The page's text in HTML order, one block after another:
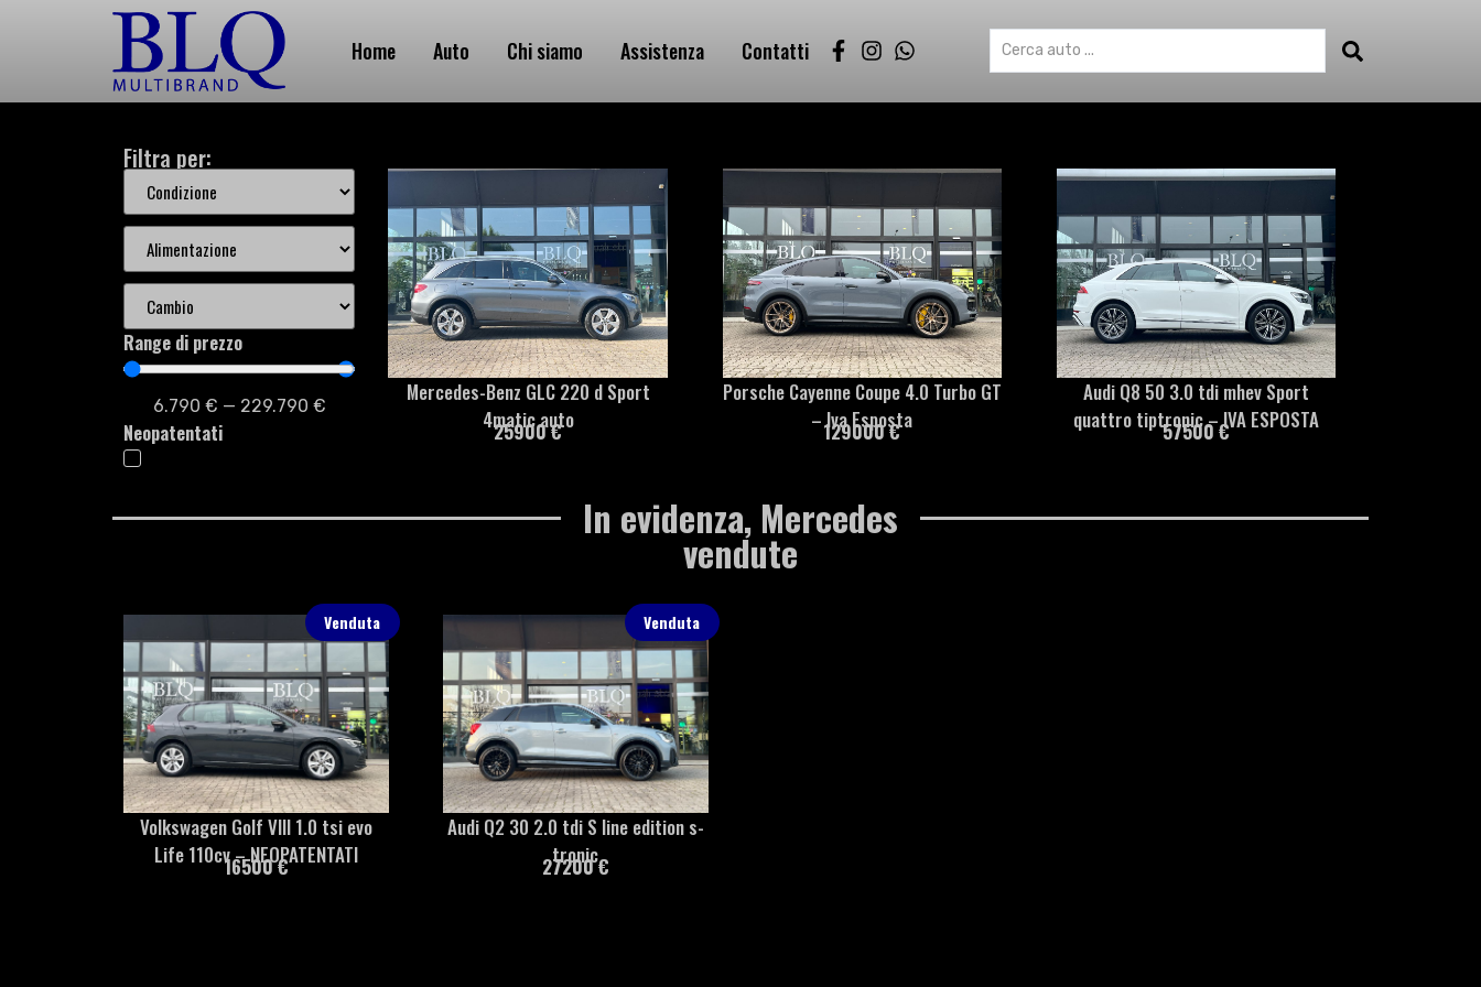
Home Auto Chi siamo Assistenza Contatti
Filtra per:
Range di prezzo
6.790 € — 229.790 €
Neopatentati
Mercedes-Benz GLC 220 d Sport
4matic auto
25900 €
Porsche Cayenne Coupe 4.0 Turbo GT
– Iva Esposta
129000 €
Audi Q8 50 3.0 tdi mhev Sport
quattro tiptronic – IVA ESPOSTA
57500 €
In evidenza, Mercedes
vendute
Venduta
Volkswagen Golf VIII 1.0 tsi evo
Life 110cv – NEOPATENTATI
16500 €
Venduta
Audi Q2 30 2.0 tdi S line edition s-
tronic
27200 €